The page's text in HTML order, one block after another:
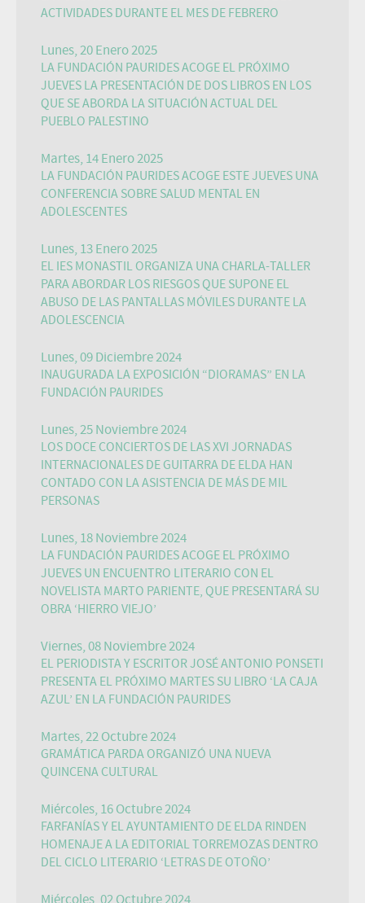
ACTIVIDADES DURANTE EL MES DE FEBRERO
Lunes, 20 Enero 2025
LA FUNDACIÓN PAURIDES ACOGE EL PRÓXIMO
JUEVES LA PRESENTACIÓN DE DOS LIBROS EN LOS
QUE SE ABORDA LA SITUACIÓN ACTUAL DEL
PUEBLO PALESTINO
Martes, 14 Enero 2025
LA FUNDACIÓN PAURIDES ACOGE ESTE JUEVES UNA
CONFERENCIA SOBRE SALUD MENTAL EN
ADOLESCENTES
Lunes, 13 Enero 2025
EL IES MONASTIL ORGANIZA UNA CHARLA-TALLER
PARA ABORDAR LOS RIESGOS QUE SUPONE EL
ABUSO DE LAS PANTALLAS MÓVILES DURANTE LA
ADOLESCENCIA
Lunes, 09 Diciembre 2024
INAUGURADA LA EXPOSICIÓN “DIORAMAS” EN LA
FUNDACIÓN PAURIDES
Lunes, 25 Noviembre 2024
LOS DOCE CONCIERTOS DE LAS XVI JORNADAS
INTERNACIONALES DE GUITARRA DE ELDA HAN
CONTADO CON LA ASISTENCIA DE MÁS DE MIL
PERSONAS
Lunes, 18 Noviembre 2024
LA FUNDACIÓN PAURIDES ACOGE EL PRÓXIMO
JUEVES UN ENCUENTRO LITERARIO CON EL
NOVELISTA MARTO PARIENTE, QUE PRESENTARÁ SU
OBRA ‘HIERRO VIEJO’
Viernes, 08 Noviembre 2024
EL PERIODISTA Y ESCRITOR JOSÉ ANTONIO PONSETI
PRESENTA EL PRÓXIMO MARTES SU LIBRO ‘LA CAJA
AZUL’ EN LA FUNDACIÓN PAURIDES
Martes, 22 Octubre 2024
GRAMÁTICA PARDA ORGANIZÓ UNA NUEVA
QUINCENA CULTURAL
Miércoles, 16 Octubre 2024
FARFANÍAS Y EL AYUNTAMIENTO DE ELDA RINDEN
HOMENAJE A LA EDITORIAL TORREMOZAS DENTRO
DEL CICLO LITERARIO ‘LETRAS DE OTOÑO’
Miércoles, 02 Octubre 2024